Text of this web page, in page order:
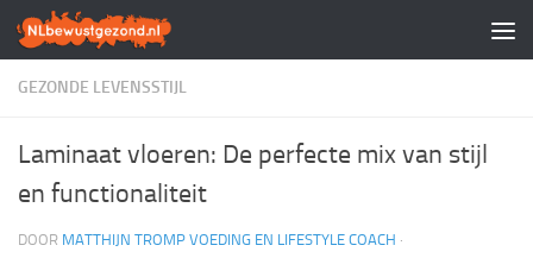
Doorgaan naar inhoud
GEZONDE LEVENSSTIJL
Laminaat vloeren: De perfecte mix van stijl
en functionaliteit
DOOR MATTHIJN TROMP VOEDING EN LIFESTYLE COACH ·